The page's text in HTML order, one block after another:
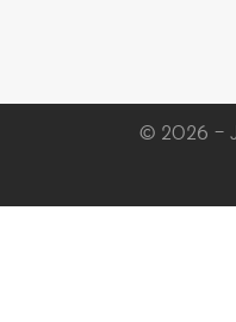
© 2026 –